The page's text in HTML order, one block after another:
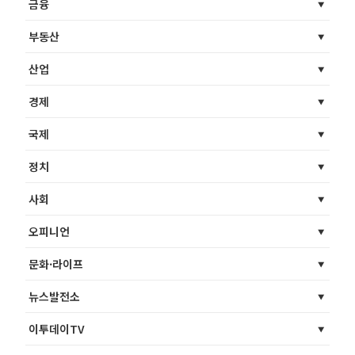
금융
부동산
산업
경제
국제
정치
사회
오피니언
문화·라이프
뉴스발전소
이투데이TV